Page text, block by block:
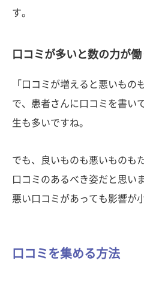
す。
口コミが多いと数の力が働
「口コミが増えると悪いもの
で、患者さんに口コミを書い
生も多いですね。
でも、良いものも悪いものも
口コミのあるべき姿だと思い
悪い口コミがあっても影響が
口コミを集める方法